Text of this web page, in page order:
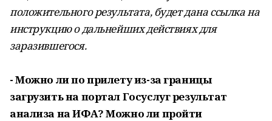
положительного результата, будет дана ссылка на
инструкцию о дальнейших действиях для
заразившегося.
- Можно ли по прилету из-за границы
загрузить на портал Госуслуг результат
анализа на ИФА? Можно ли пройти